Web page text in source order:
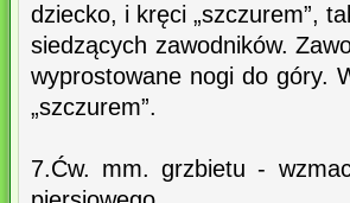
dziecko, i kręci „szczurem”,
siedzących zawodników.
wyprostowane nogi do góry.
„szczurem”.
7.Ćw. mm. grzbietu -